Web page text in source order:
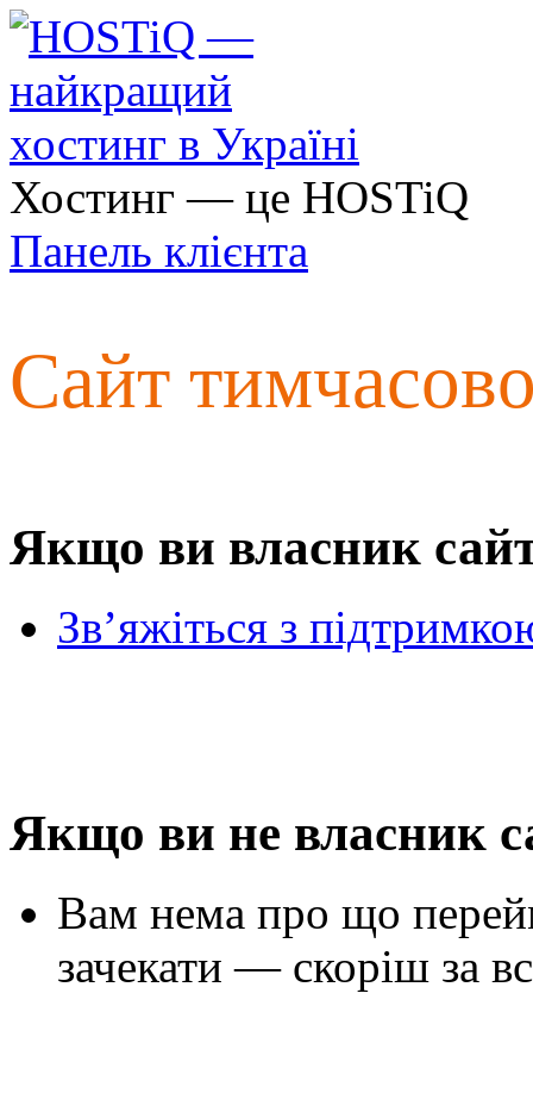
Хостинг — це HOSTiQ
Панель клієнта
Сайт
Якщо ви власник
Зв’яжіться з
Якщо ви не власник
Вам нема про що
зачекати — скоріш за